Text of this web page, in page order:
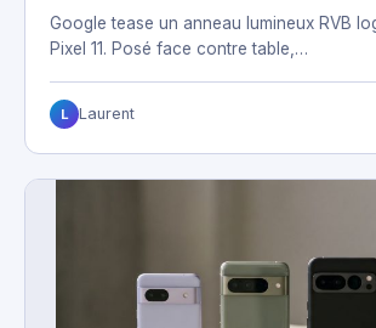
Google tease un anneau lumineux RVB
Pixel 11. Posé face contre table,…
L Laurent